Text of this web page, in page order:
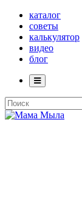
каталог
советы
калькулятор
видео
блог